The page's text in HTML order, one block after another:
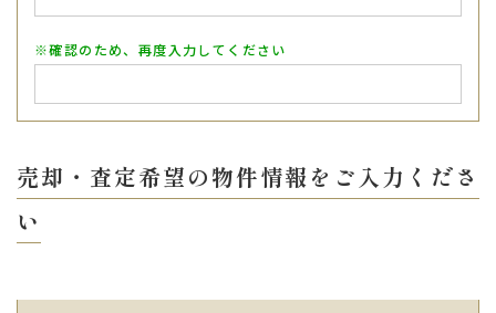
※確認のため、再度入力してください
売却・査定希望の物件情報をご入力くださ
い